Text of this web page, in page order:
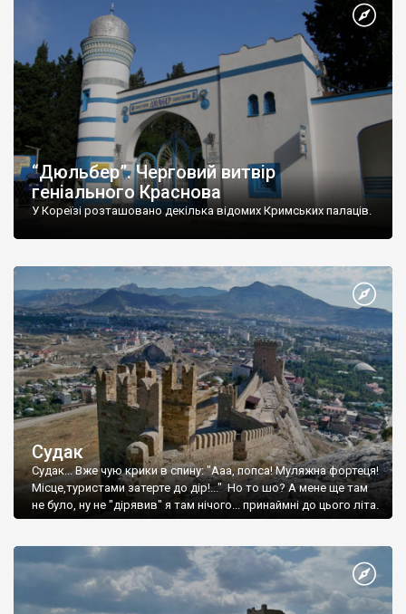
“Дюльбер”. Черговий витвір
геніального Краснова
У Кореїзі розташовано декілька відомих Кримських палаців.
Судак
Судак... Вже чую крики в спину: "Ааа, попса! Муляжна фортеця!
Місце,туристами затерте до дір!..." Но то шо? А мене ще там
не було, ну не "дірявив" я там нічого... принаймні до цього літа.